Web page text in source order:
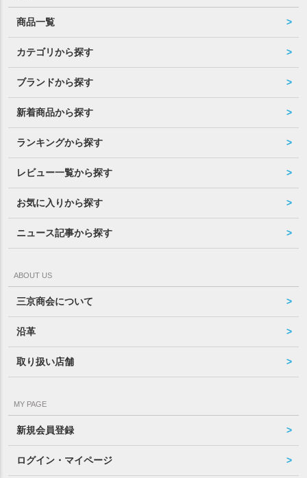
商品一覧
カテゴリから探す
ブランドから探す
新着商品から探す
ランキングから探す
レビュー一覧から探す
お気に入りから探す
ニュース記事から探す
ABOUT US
三京商会について
沿革
取り扱い店舗
MY PAGE
新規会員登録
ログイン・マイページ